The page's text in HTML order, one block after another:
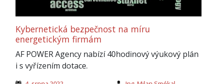
Kybernetická bezpečnost na míru
energetickým firmám
AF POWER Agency nabízí 40hodinový výukový plán
i s vyřízením dotace.